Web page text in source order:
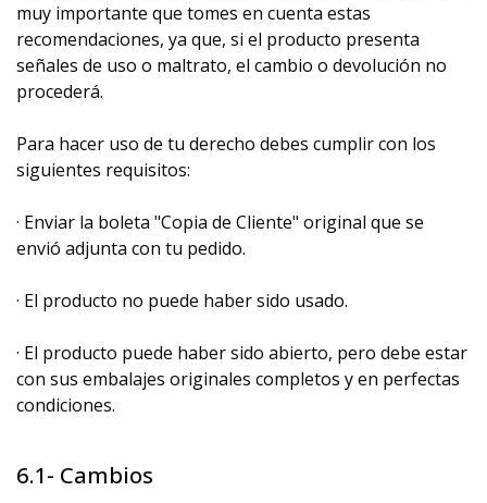
muy importante que tomes en cuenta estas
recomendaciones, ya que, si el producto presenta
señales de uso o maltrato, el cambio o devolución no
procederá.
Para hacer uso de tu derecho debes cumplir con los
siguientes requisitos:
· Enviar la boleta "Copia de Cliente" original que se
envió adjunta con tu pedido.
· El producto no puede haber sido usado.
· El producto puede haber sido abierto, pero debe estar
con sus embalajes originales completos y en perfectas
condiciones.
6.1- Cambios